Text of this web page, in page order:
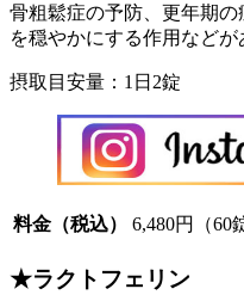
骨粗鬆症の予防、更年期の
を穏やかにする作用などが
摂取目安量：1日2錠
料金（税込） 6,480円（60
★ラクトフェリン